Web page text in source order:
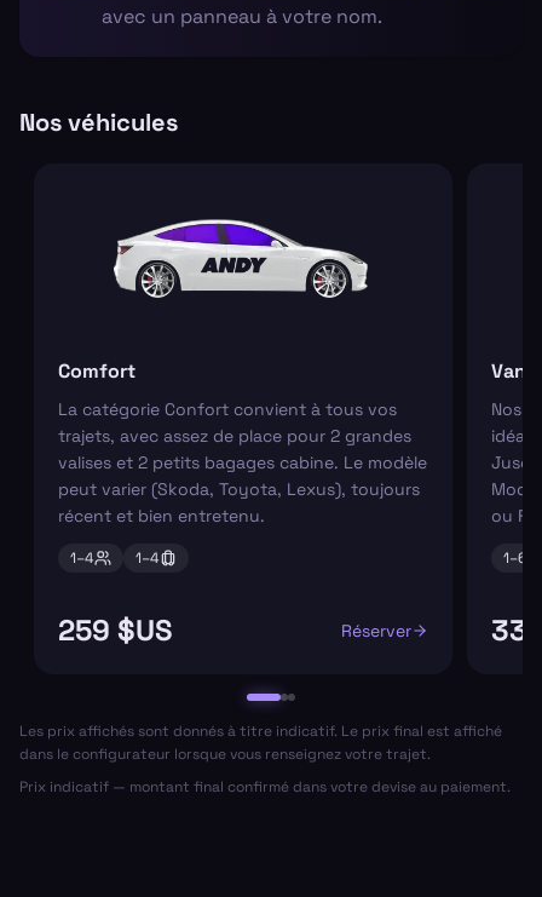
avec un panneau à votre nom.
Nos véhicules
Comfort
La catégorie Confort convient à tous vos
trajets, avec assez de place pour 2 grandes
valises et 2 petits bagages cabine. Le modèle
peut varier (Skoda, Toyota, Lexus), toujours
récent et bien entretenu.
1–4 1–4
259 $US Réserver
Van
Nos
ou
1–6
Les prix affichés sont donnés à titre indicatif. Le prix final est affiché
dans le configurateur lorsque vous renseignez votre trajet.
Prix indicatif — montant final confirmé dans votre devise au paiement.